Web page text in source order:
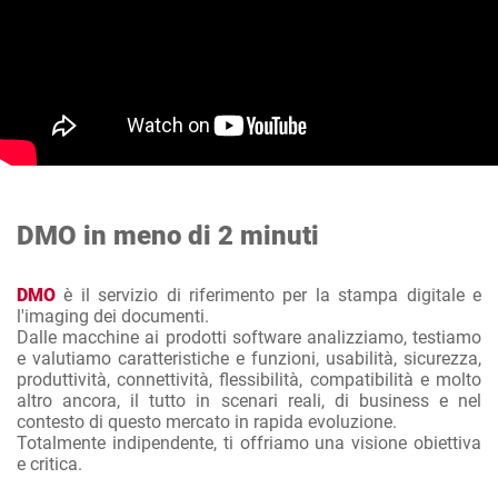
DMO in meno di 2 minuti
DMO è il servizio di riferimento per la stampa digitale e
l'imaging dei documenti.
Dalle macchine ai prodotti software analizziamo, testiamo
e valutiamo caratteristiche e funzioni, usabilità, sicurezza,
produttività, connettività, flessibilità, compatibilità e molto
altro ancora, il tutto in scenari reali, di business e nel
contesto di questo mercato in rapida evoluzione.
Totalmente indipendente, ti offriamo una visione obiettiva
e critica.